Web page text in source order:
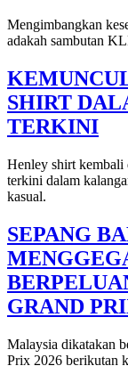
Mengimbangkan
adakah sambutan
SHIRT
TERKINI
Henley shirt kembali
terkini dalam
kasual.
SEPANG
GRAND
Malaysia dikatakan
Prix 2026 berikutan